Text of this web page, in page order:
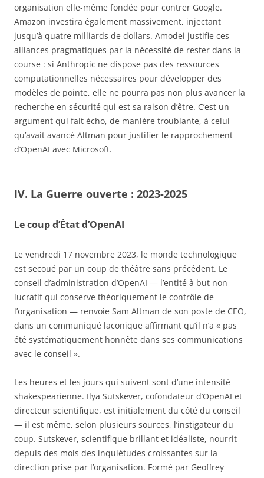
organisation elle-même fondée pour contrer Google.
Amazon investira également massivement, injectant
jusqu’à quatre milliards de dollars. Amodei justifie ces
alliances pragmatiques par la nécessité de rester dans la
course : si Anthropic ne dispose pas des ressources
computationnelles nécessaires pour développer des
modèles de pointe, elle ne pourra pas non plus avancer la
recherche en sécurité qui est sa raison d’être. C’est un
argument qui fait écho, de manière troublante, à celui
qu’avait avancé Altman pour justifier le rapprochement
d’OpenAI avec Microsoft.
IV. La Guerre ouverte : 2023-2025
Le coup d’État d’OpenAI
Le vendredi 17 novembre 2023, le monde technologique
est secoué par un coup de théâtre sans précédent. Le
conseil d’administration d’OpenAI — l’entité à but non
lucratif qui conserve théoriquement le contrôle de
l’organisation — renvoie Sam Altman de son poste de CEO,
dans un communiqué laconique affirmant qu’il n’a « pas
été systématiquement honnête dans ses communications
avec le conseil ».
Les heures et les jours qui suivent sont d’une intensité
shakespearienne. Ilya Sutskever, cofondateur d’OpenAI et
directeur scientifique, est initialement du côté du conseil
— il est même, selon plusieurs sources, l’instigateur du
coup. Sutskever, scientifique brillant et idéaliste, nourrit
depuis des mois des inquiétudes croissantes sur la
direction prise par l’organisation. Formé par Geoffrey